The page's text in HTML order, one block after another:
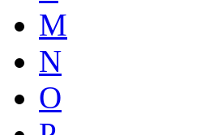
M
N
O